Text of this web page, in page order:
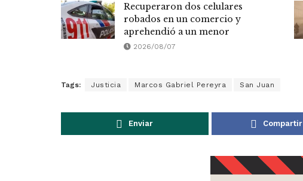
Recuperaron dos celulares
robados en un comercio y
aprehendió a un menor
2026/08/07
Tags: Justicia Marcos Gabriel Pereyra San Juan
Enviar Compartir